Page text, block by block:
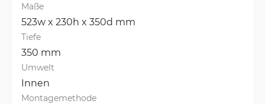
Maße
523w x 230h x 350d mm
Tiefe
350 mm
Umwelt
Innen
Montagemethode